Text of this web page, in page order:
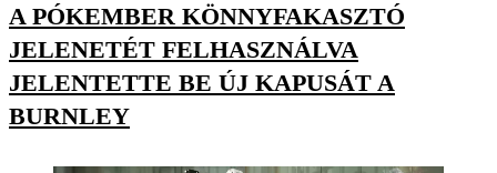
A PÓKEMBER KÖNNYFAKASZTÓ
JELENETÉT FELHASZNÁLVA
JELENTETTE BE ÚJ KAPUSÁT A
BURNLEY